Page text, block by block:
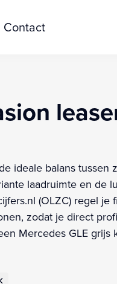
Contact
ideale balans
laadruimte en de
(OLZC) regel
zodat je direct
Mercedes GLE grijs